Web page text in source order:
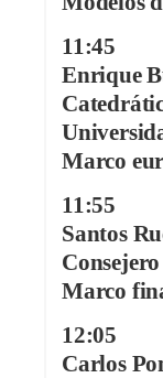
11:45
Enrique
Marco
11:55
Santos
Marco
12:05
Carlos